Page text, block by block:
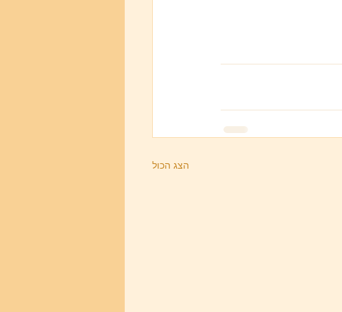
הצג הכול